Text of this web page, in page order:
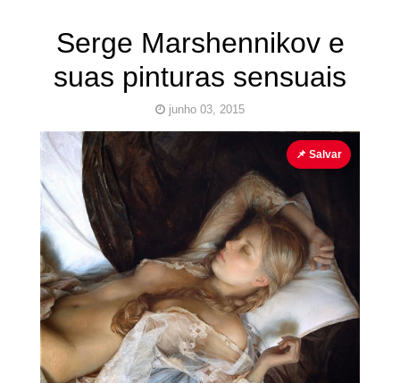
Serge Marshennikov e
suas pinturas sensuais
junho 03, 2015
Pinturas Erotismo Sensuais Serge Marshennikov
📌 Salvar